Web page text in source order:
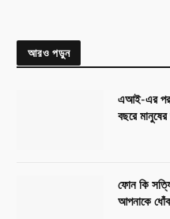
আরও পড়ুন
এআই-এর পর
বছরে
ফোন কি
আপনাকে